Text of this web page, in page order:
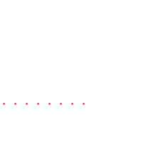
・・・・・・・